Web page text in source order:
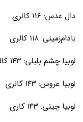
دال عدس: ۱۱۶ کالری
بادام‌زمینی: ۱۱۸ کالری
لوبیا چشم بلبلی: ۱۴۳ کالری
لوبیا عروس: ۱۴۳ کالری
لوبیا چیتی: ۱۴۳ کاری